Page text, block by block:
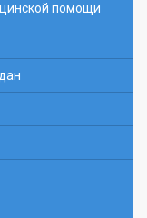
помощи